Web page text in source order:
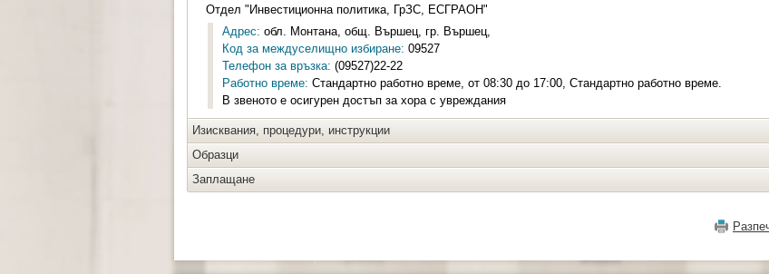
Отдел "Инвестиционна политика, ГрЗС, ЕСГРАОН"
Адрес: обл. Монтана, общ. Вършец, гр. Вършец,
Код за междуселищно избиране: 09527
Телефон за връзка: (09527)22-22
Работно време: Стандартно работно време, от 08:30 до 17:00, Стандартно работно време.
В звеното е осигурен достъп за хора с увреждания
Изисквания, процедури, инструкции
Образци
Заплащане